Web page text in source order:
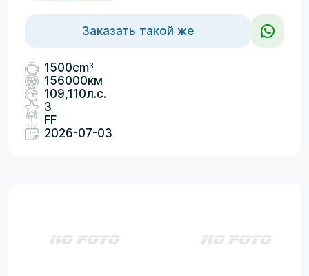
Заказать такой же
1500cm3
156000км
109,110л.с.
3
FF
2026-07-03